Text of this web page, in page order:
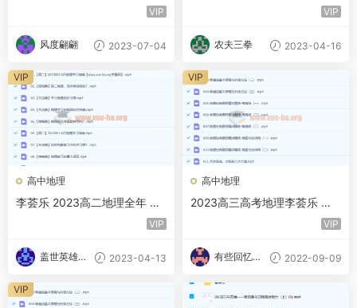
VIP
风度翩翩 2023-07-04
VIP
农夫三拳 2023-04-16
高中地理
李荟乐 2023高二地理全年 百
VIP
盖世英雄的
2023-04-13
VIP
高中地理
2023高三高考地理李荟乐 规
划服务 知识规频 更新180讲VIP
有些回忆忘
2022-09-09
VIP
VIP